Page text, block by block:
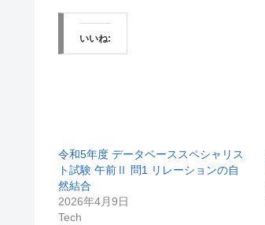
いいね:
令和5年度 データベーススペシャリス
ト試験 午前Ⅱ 問1 リレーションの自
然結合
2026年4月9日
Tech